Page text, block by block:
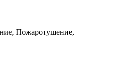
Пожаротушение,